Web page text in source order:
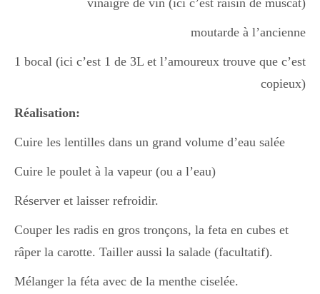
Boulette
vinaigre de vin (ici c’est raisin de muscat)
moutarde à l’ancienne
1 bocal (ici c’est 1 de 3L et l’amoureux trouve que c’est
copieux)
Réalisation:
Cuire les lentilles dans un grand volume d’eau salée
Cuire le poulet à la vapeur (ou a l’eau)
Réserver et laisser refroidir.
Couper les radis en gros tronçons, la feta en cubes et
râper la carotte. Tailler aussi la salade (facultatif).
Mélanger la féta avec de la menthe ciselée.